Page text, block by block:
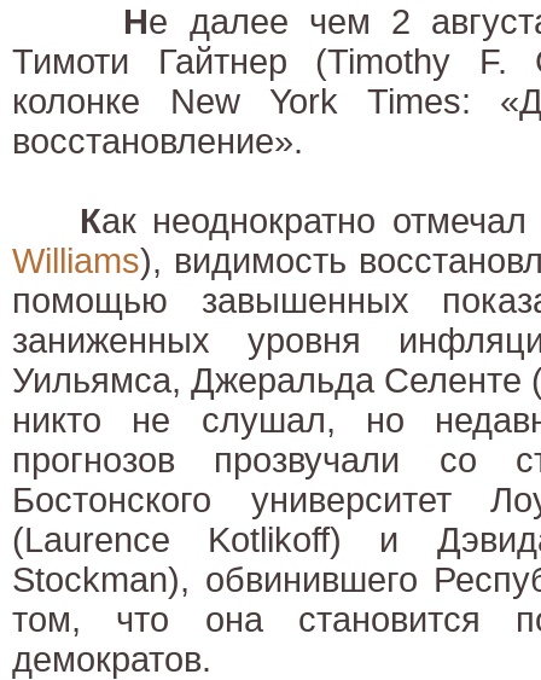
Не далее чем 2
Тимоти Гайтнер (Timothy F.
колонке New York Times:
восстановление».
Как неоднократно
Williams), видимость
помощью завышенных
заниженных уровня
Уильямса, Джеральда Селенте
никто не слушал, но
прогнозов прозвучали со
Бостонского университет
(Laurence Kotlikoff) и
Stockman), обвинившего
том, что она становится
демократов.